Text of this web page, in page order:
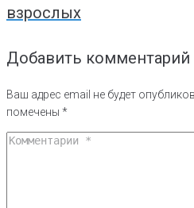
взрослых
Добавить комментарий
Ваш адрес email не будет
помечены *